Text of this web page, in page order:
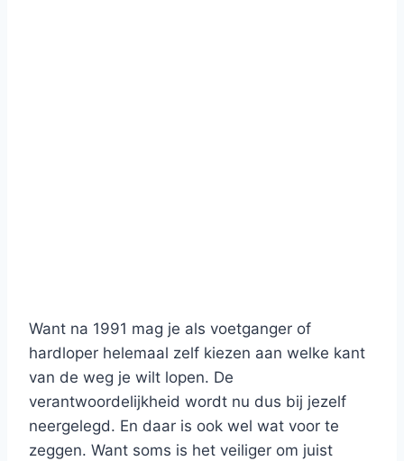
Want na 1991 mag je als voetganger of
hardloper helemaal zelf kiezen aan welke kant
van de weg je wilt lopen. De
verantwoordelijkheid wordt nu dus bij jezelf
neergelegd. En daar is ook wel wat voor te
zeggen. Want soms is het veiliger om juist